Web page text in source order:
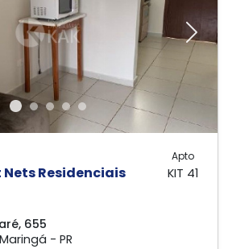
Next
Residenciais
Apto
KIT 41
655
- PR